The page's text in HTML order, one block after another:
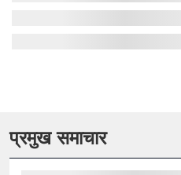
प्रमुख समाचार